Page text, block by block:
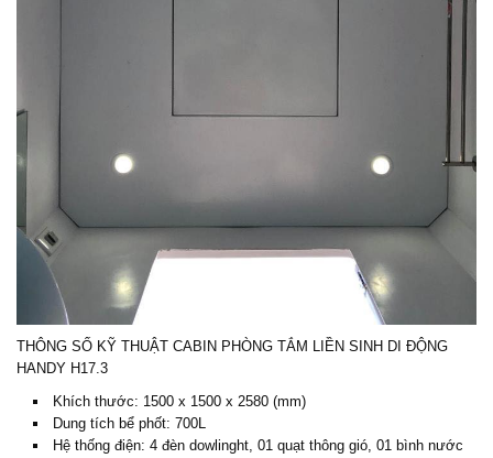
THÔNG SỐ KỸ THUẬT CABIN PHÒNG TẮM LIỀN SINH DI ĐỘNG
HANDY H17.3
Khích thước: 1500 x 1500 x 2580 (mm)
Dung tích bể phốt: 700L
Hệ thống điện: 4 đèn dowlinght, 01 quạt thông gió, 01 bình nước